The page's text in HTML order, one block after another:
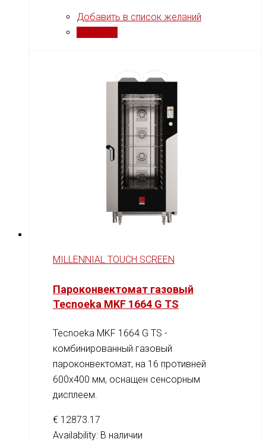
Добавить в список желаний
MILLENNIAL TOUCH SCREEN
Пароконвектомат газовый
Tecnoeka MKF 1664 G TS
Tecnoeka MKF 1664 G TS -
комбинированный газовый
пароконвектомат, на 16 противней
600x400 мм, оснащен сенсорным
дисплеем.
€ 12873.17
Availability: В наличии